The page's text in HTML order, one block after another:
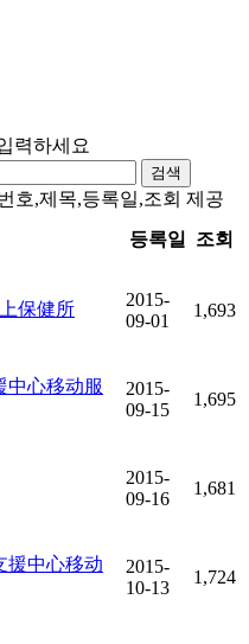
력하세요
검색
호,제목,등록일,조회 제공
등록일 조회
保健所
2015-
09-01
1,693
中心移动服
2015-
09-15
1,695
2015-
09-16
1,681
援中心移动
2015-
10-13
1,724